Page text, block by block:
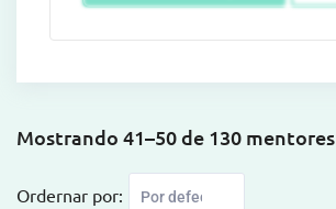
Mostrando 41–50 de 130 mentores
Ordernar por: